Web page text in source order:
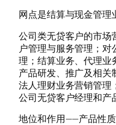
网点是结算与现金管理
公司类无贷客户的市场
户管理与服务管理；对
理；结算业务、代理业
产品研发、推广及相关
法人理财业务营销管理
公司无贷客户经理和产
地位和作用——产品性质